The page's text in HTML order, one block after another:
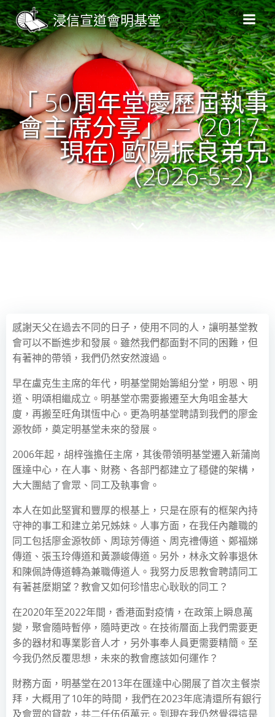
Skip
to
content
浸信宣道會明基堂
「 50周年堂慶歷屆執事
會主席分享」— (2017-
現在) 歐陽振良弟兄
（2026-5-2）
感謝天父在過去不同的日子，使用不同的人，讓明基堂教
會可以不斷進步和發展。雖然我們都面對不同的困難，但
有著神的帶領，我們仍然安然渡過。
早在盧克生主席的年代，明基堂開始籌組分堂，明恩、明
道、明頌相繼成立。明基堂亦需要搬遷至大角咀金基大
廈，再搬至旺角琪恆中心。更為明基堂聘請到我們的廖金
源牧師，奠定明基堂未來的發展。
2006年起，胡梓強擔任主席，其後帶領明基堂遷入新蒲崗
匯達中心，在人事、財務、各部門都建立了穩健的架構，
大大團結了會眾、同工及執事會。
本人在如此堅實和豐厚的根基上，只是在原有的框架內持
守神的事工和建立弟兄姊妹。人事方面，在我任內離職的
同工包括廖金源牧師、周琼芳傳道、周克禮傳道、鄭福娣
傳道、張玉玲傳道和黃灝峻傳道。另外，林永文幹事退休
和陳佩詩傳道轉為兼職傳道人。我努力反思教會聘請同工
有著甚麼期望？教會又如何珍惜忠心耿耿的同工？
在2020年至2022年間，香港面對疫情，在政策上瞬息萬
變，聚會隨時暫停，隨時更改。在技術層面上我們需要更
多的器材和專業影音人才，另外事奉人員更需要精簡。至
今我仍然反覆思想，未來的教會應該如何運作？
財務方面，明基堂在2013年在匯達中心開展了首次主餐崇
拜，大概用了10年的時間，我們在2023年底清還所有銀行
及會眾的貸款，共二仟伍佰萬元。到現在我仍然覺得這是